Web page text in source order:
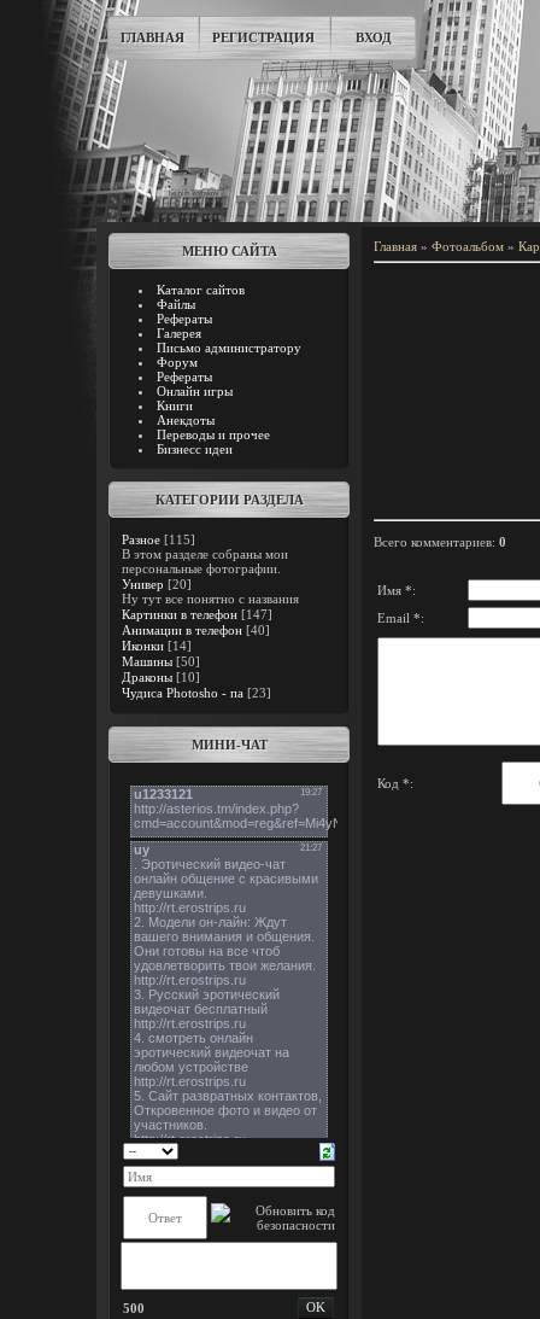
ГЛАВНАЯ РЕГИСТРАЦИЯ ВХОД
МЕНЮ САЙТА
Каталог сайтов
Файлы
Рефераты
Галерея
Письмо администратору
Форум
Рефераты
Онлайн игры
Книги
Анекдоты
Переводы и прочее
Бизнесс идеи
КАТЕГОРИИ РАЗДЕЛА
Разное [115]
В этом разделе собраны мои
персональные фотографии.
Универ [20]
Ну тут все понятно с названия
Картинки в телефон [147]
Анимации в телефон [40]
Иконки [14]
Машины [50]
Драконы [10]
Чудиса Photosho - па [23]
МИНИ-ЧАТ
500
Главная » Фотоальбом »
Всего комментариев: 0
Имя *:
Email *:
Код *: